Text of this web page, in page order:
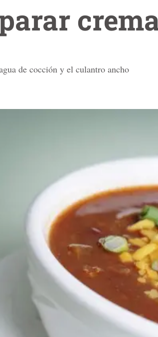
de cocción y el culantro ancho